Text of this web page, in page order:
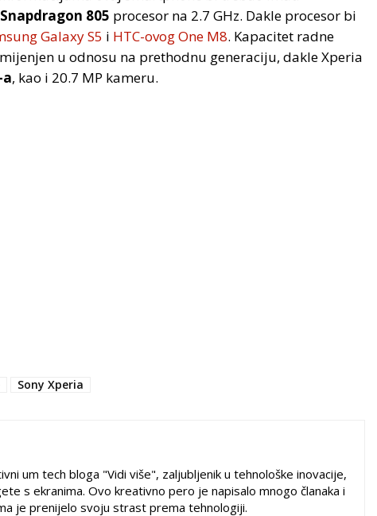
805 procesor na 2.7 GHz. Dakle procesor bi
Galaxy S5 i HTC-ovog One M8. Kapacitet radne
u odnosu na prethodnu generaciju, dakle Xperia
a, kao i 20.7 MP kameru.
Sony Xperia
um tech bloga "Vidi više", zaljubljenik u tehnološke inovacije,
s ekranima. Ovo kreativno pero je napisalo mnogo članaka i
je prenijelo svoju strast prema tehnologiji.